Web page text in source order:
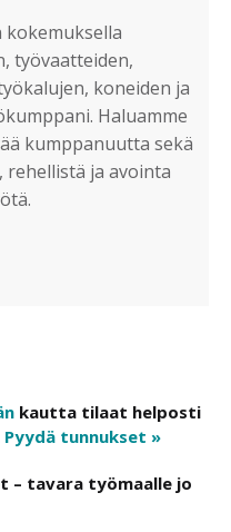
kokemuksella
työvaatteiden,
koneiden ja
Haluamme
kumppanuutta sekä
ja avointa
kautta tilaat helposti
Pyydä tunnukset »
– tavara työmaalle jo